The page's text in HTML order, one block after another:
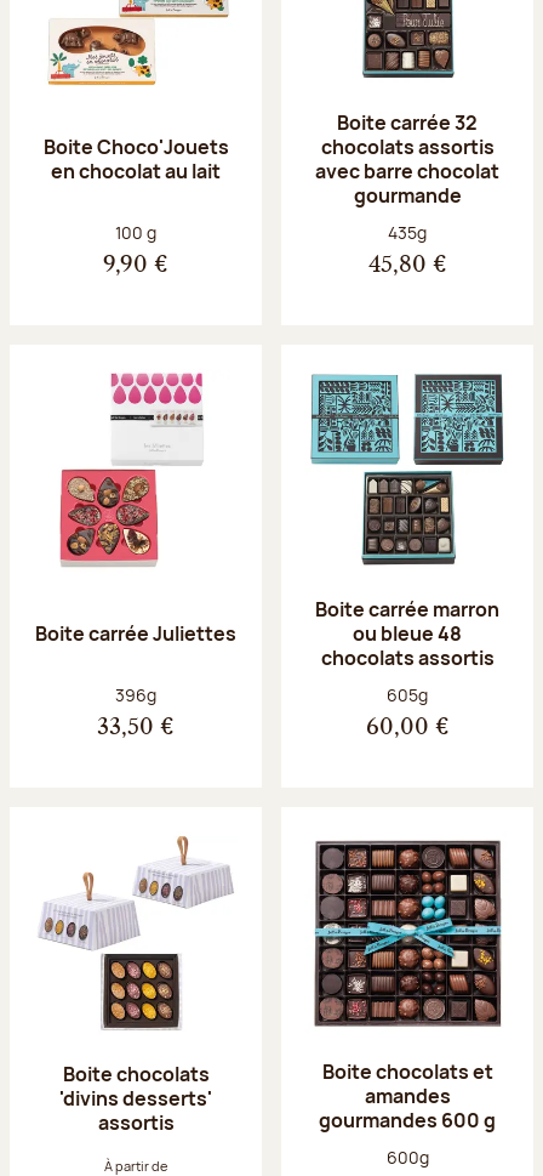
Boite Choco'Jouets
en chocolat au lait
Poids net :
100 g
9,90 €
Boite carrée 32
chocolats assortis
avec barre chocolat
gourmande
Poids net :
435g
45,80 €
Boite carrée Juliettes
Poids net :
396g
33,50 €
Boite carrée marron
ou bleue 48
chocolats assortis
Poids net :
605g
60,00 €
Boite chocolats
'divins desserts'
assortis
À partir de
Boite chocolats et
amandes
gourmandes 600 g
Poids net :
600g